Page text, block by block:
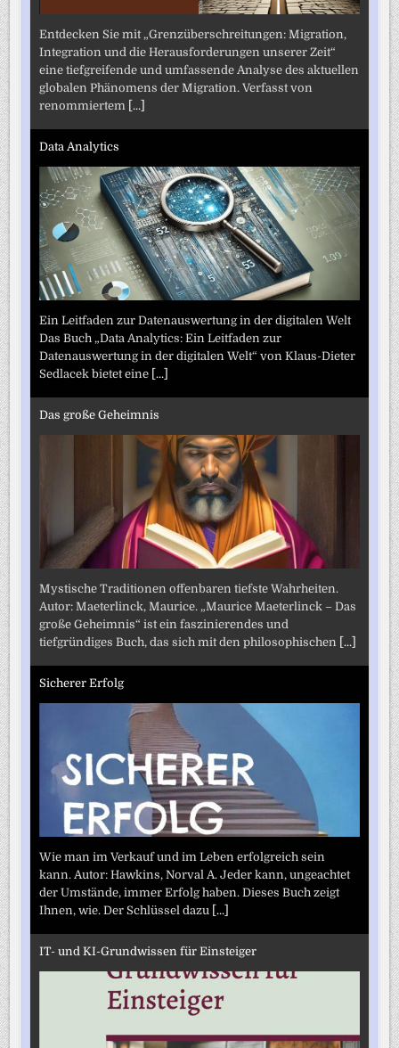
Entdecken Sie mit „Grenzüberschreitungen: Migration,
Integration und die Herausforderungen unserer Zeit“
eine tiefgreifende und umfassende Analyse des aktuellen
globalen Phänomens der Migration. Verfasst von
renommiertem [...]
Data Analytics
Ein Leitfaden zur Datenauswertung in der digitalen Welt
Das Buch „Data Analytics: Ein Leitfaden zur
Datenauswertung in der digitalen Welt“ von Klaus-Dieter
Sedlacek bietet eine [...]
Das große Geheimnis
Mystische Traditionen offenbaren tiefste Wahrheiten.
Autor: Maeterlinck, Maurice. „Maurice Maeterlinck – Das
große Geheimnis“ ist ein faszinierendes und
tiefgründiges Buch, das sich mit den philosophischen [...]
Sicherer Erfolg
Wie man im Verkauf und im Leben erfolgreich sein
kann. Autor: Hawkins, Norval A. Jeder kann, ungeachtet
der Umstände, immer Erfolg haben. Dieses Buch zeigt
Ihnen, wie. Der Schlüssel dazu [...]
IT- und KI-Grundwissen für Einsteiger